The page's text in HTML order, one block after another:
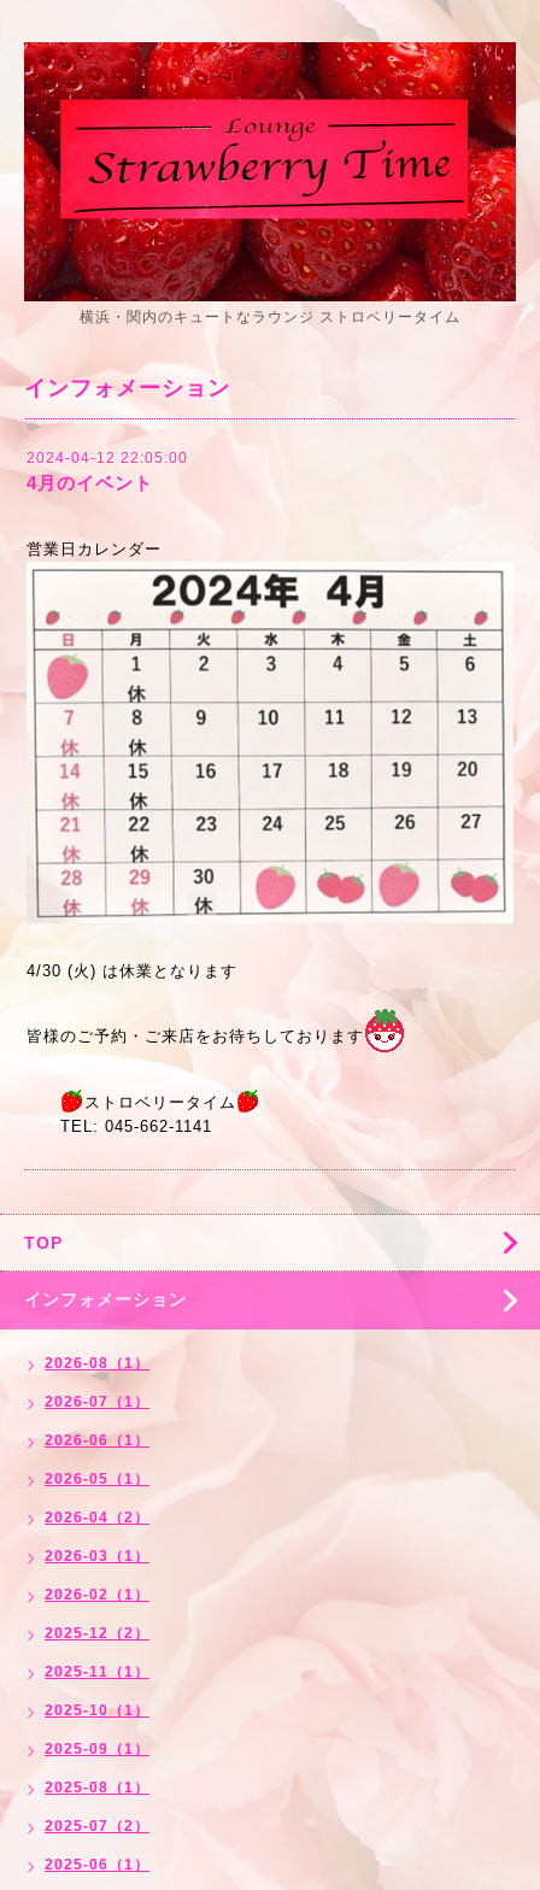
横浜・関内のキュートなラウンジ ストロベリータイム
インフォメーション
2024-04-12 22:05:00
4月のイベント
営業日カレンダー
4/30 (火) は休業となります
皆様のご予約・ご来店をお待ちしております
ストロベリータイム
TEL: 045-662-1141
TOP
インフォメーション
2026-08（1）
2026-07（1）
2026-06（1）
2026-05（1）
2026-04（2）
2026-03（1）
2026-02（1）
2025-12（2）
2025-11（1）
2025-10（1）
2025-09（1）
2025-08（1）
2025-07（2）
2025-06（1）